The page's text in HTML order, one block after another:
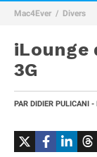
Mac4Ever Divers
iLounge
3G
PAR DIDIER PULICANI -